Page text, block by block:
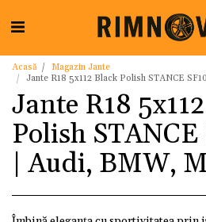
Acasă
Magazin Jante
Jante R18 5x112 Black Polish STANCE
Jante R18
Polish STANCE
| Audi, BMW,